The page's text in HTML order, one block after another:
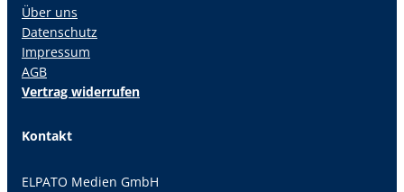
Über uns
Datenschutz
Impressum
AGB
Vertrag widerrufen
Kontakt
ELPATO Medien GmbH